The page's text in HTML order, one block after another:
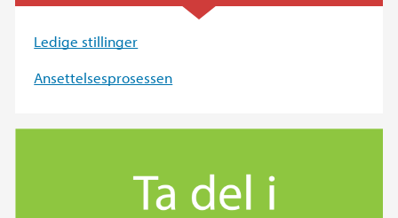
Ledige stillinger
Ansettelsesprosessen